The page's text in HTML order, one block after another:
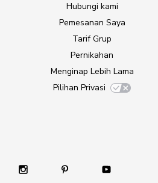
Hubungi kami
Pemesanan Saya
Tarif Grup
Pernikahan
Menginap Lebih Lama
Pilihan Privasi